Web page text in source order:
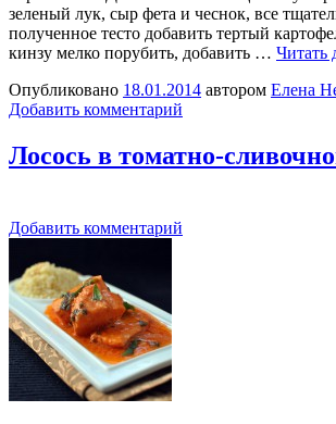
зеленый лук, сыр фета и чеснок, все
полученное тесто добавить тертый
кинзу мелко порубить, добавить … Читать
Опубликовано 18.01.2014 автором Елена
Добавить комментарий
Лосось в томатно-
Добавить комментарий